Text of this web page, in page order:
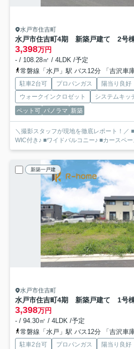
水戸市住吉町
水戸市住吉町4期 新築戸建て 2号
3,398万円
- / 108.28㎡ / 4LDK /予定
常磐線「水戸」駅 バス12分 「吉沢車庫
駐車2台可 プロパンガス 陽当り良好
ウォークインクロゼット
システムキッ
ペット可 パノラマ 新築
＼撮影スタッフが現地を徹底レポート！／
WIC付き♪ ■ワイドバルコニー♪ ■カースペー
新築一戸建
水戸市住吉町
水戸市住吉町4期 新築戸建て 1号
3,398万円
- / 94.30㎡ / 4LDK /予定
常磐線「水戸」駅 バス12分 「吉沢車庫
駐車2台可 プロパンガス 陽当り良好